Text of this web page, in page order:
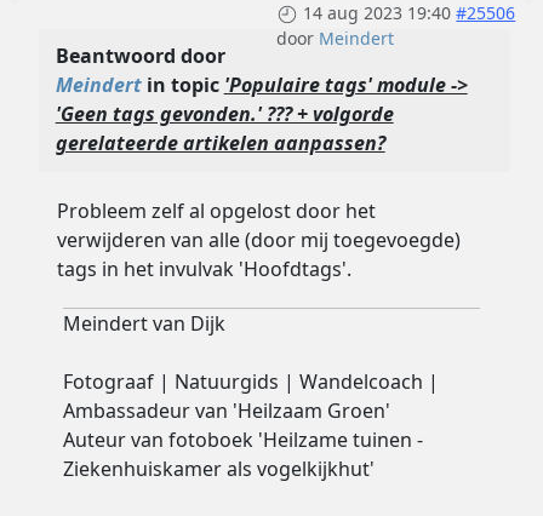
14 aug 2023 19:40 #25506
door Meindert
Beantwoord door
Meindertin topic 'Populaire tags' module ->
'Geen tags gevonden.' ??? + volgorde
gerelateerde artikelen aanpassen?
Probleem zelf al opgelost door het
verwijderen van alle (door mij toegevoegde)
tags in het invulvak 'Hoofdtags'.
Meindert van Dijk
Fotograaf | Natuurgids | Wandelcoach |
Ambassadeur van 'Heilzaam Groen'
Auteur van fotoboek 'Heilzame tuinen -
Ziekenhuiskamer als vogelkijkhut'